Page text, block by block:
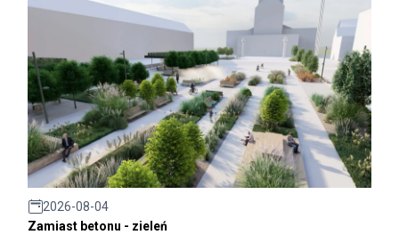
2026-08-04
Zamiast betonu - zieleń